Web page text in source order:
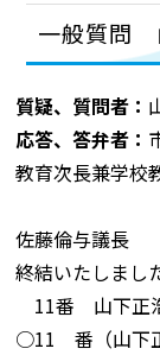
一般質問
質疑、質問者：
応答、答弁者：
教育次長兼学校
佐藤倫与議長
終結いたしまし
11番 山下正
○11 番（山下